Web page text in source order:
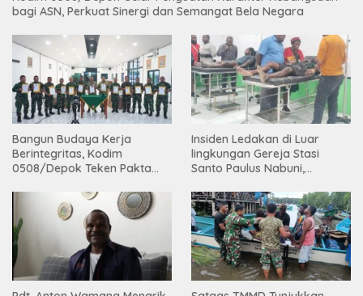
bagi ASN, Perkuat Sinergi dan Semangat Bela Negara
Bangun Budaya Kerja
Berintegritas, Kodim
0508/Depok Teken Pakta
Insiden Ledakan di Luar
lingkungan Gereja Stasi
Santo Paulus Nabuni,